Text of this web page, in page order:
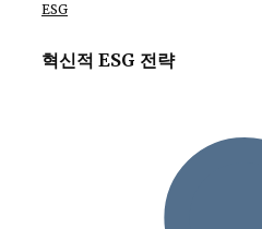
ESG
혁신적 ESG 전략